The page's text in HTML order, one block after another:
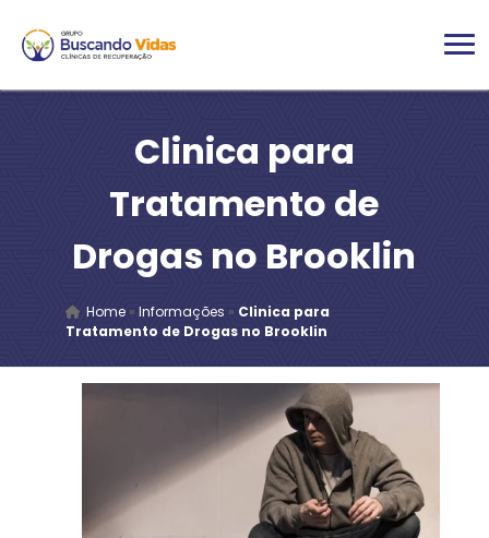
Clinica para
Tratamento de
Drogas no Brooklin
Home» Informações » Clinica para
Tratamento de Drogas no Brooklin